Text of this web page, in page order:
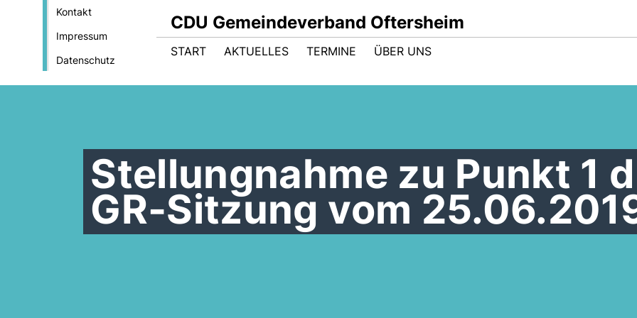
Kontakt
Impressum
Datenschutz
CDU Gemeindeverband Oftersheim
START AKTUELLES TERMINE ÜBER UNS
Stellungnahme zu Punkt 1
GR-Sitzung vom